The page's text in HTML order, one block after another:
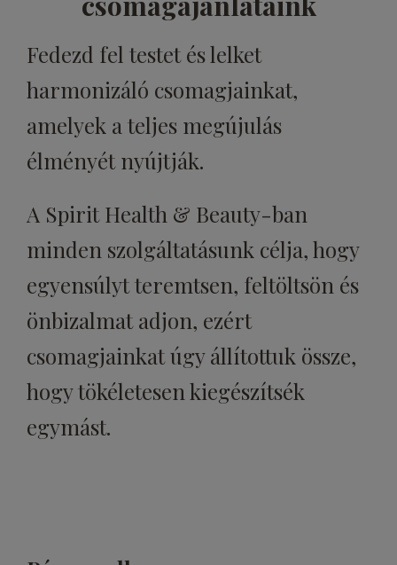
Fedezd fel testet és lelket
harmonizáló csomagjainkat,
amelyek a teljes megújulás
élményét nyújtják.
A Spirit Health & Beauty-ban
minden szolgáltatásunk célja, hogy
egyensúlyt teremtsen, feltöltsön és
önbizalmat adjon, ezért
csomagjainkat úgy állítottuk össze,
hogy tökéletesen kiegészítsék
egymást.